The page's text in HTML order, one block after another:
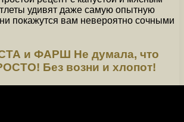
удивят даже самую опытную
покажутся вам невероятно сочными
и ФАРШ Не думала, что
Без возни и хлопот!